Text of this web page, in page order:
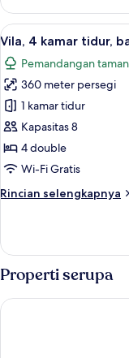
Vila,
4
kamar
balkon,
pemandangan
samudra
Lihat
semua
foto
untuk
Vila,
4
kamar
tidur,
pemandangan
6
Vila, 4 kamar tidur,
Pemandangan taman
360 meter persegi
1 kamar tidur
Kapasitas 8
4 double
Wi-Fi Gratis
Rincian selengkapnya
Rincian
Vila,
kamar
balkon,
Properti serupa
Vinpearl Resort & Spa